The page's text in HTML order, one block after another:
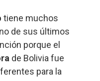
tiene muchos
de sus últimos
porque el
de Bolivia fue
para la